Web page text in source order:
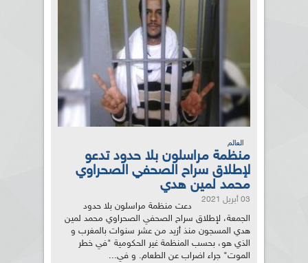
العالم
منظمة مراسلون بلا حدود تدعو
لإطلاق سراح الصحفي الصحراوي
محمد لمين هدي
03 أبريل 2021
دعت منظمة مراسلون بلا حدود
الجمعة، لإطلاق سراح الصحفي الصحراوي محمد لمين
هدي المسجون منذ أزيد من عشر سنوات بالمغرب و
الذي هو، بحسب المنظمة غير الحكومية "في خطر
الموت" جراء اضراب عن الطعام. و في...